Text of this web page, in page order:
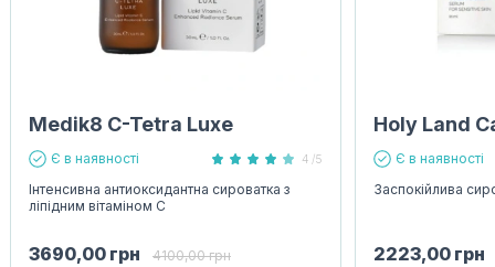
Medik8 C-Tetra Luxe
Є в наявності 4 /5
Інтенсивна антиоксидантна сироватка з
ліпідним вітаміном С
3690,00 грн 4100,00грн
Holy Land
Є в наявності
Заспокійлива
2223,00 грн